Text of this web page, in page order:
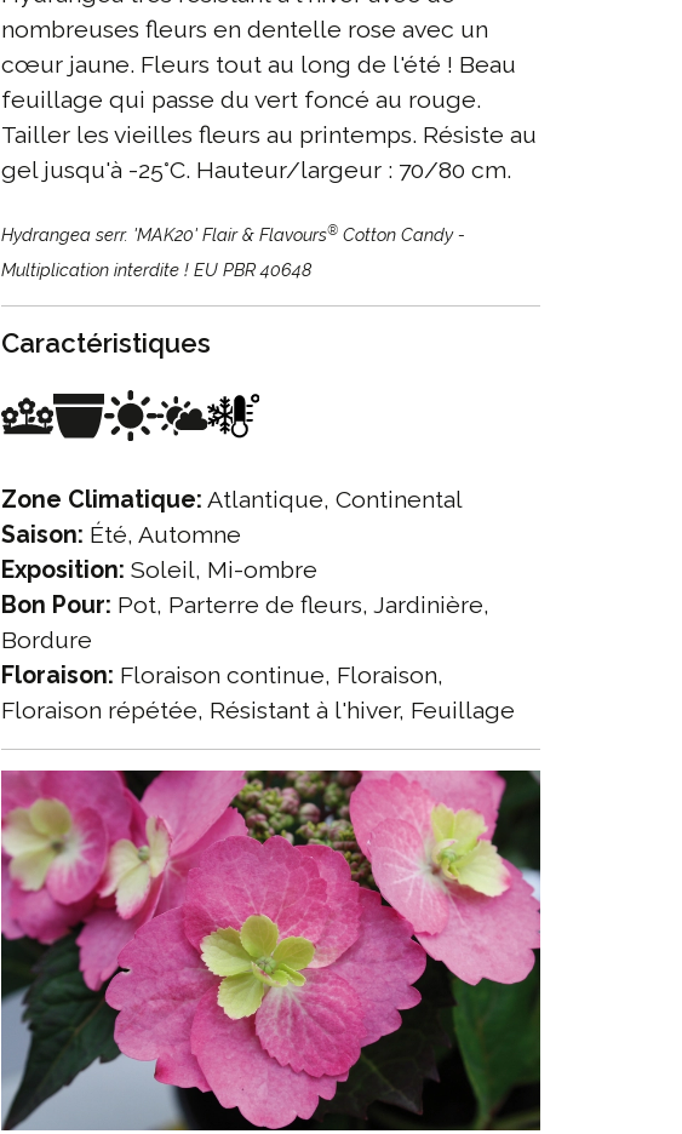
nombreuses fleurs en dentelle rose avec un
cœur jaune. Fleurs tout au long de l'été ! Beau
feuillage qui passe du vert foncé au rouge.
Tailler les vieilles fleurs au printemps. Résiste au
gel jusqu'à -25°C. Hauteur/largeur : 70/80 cm.
Hydrangea serr. 'MAK20' Flair & Flavours® Cotton Candy -
Multiplication interdite ! EU PBR 40648
Caractéristiques
Zone Climatique: Atlantique, Continental
Saison: Été, Automne
Exposition: Soleil, Mi-ombre
Bon Pour: Pot, Parterre de fleurs, Jardinière,
Bordure
Floraison: Floraison continue, Floraison,
Floraison répétée, Résistant à l'hiver, Feuillage